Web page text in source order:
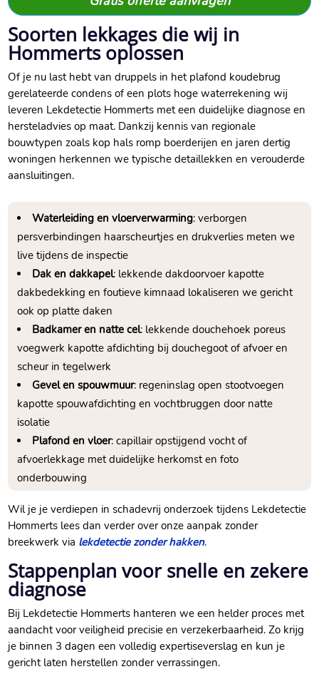
Soorten lekkages die wij in
Hommerts oplossen
Of je nu last hebt van druppels in het plafond koudebrug
gerelateerde condens of een plots hoge waterrekening wij
leveren Lekdetectie Hommerts met een duidelijke diagnose en
hersteladvies op maat.​ Dankzij kennis van regionale
bouwtypen zoals kop hals romp boerderijen en jaren dertig
woningen herkennen we typische detaillekken en verouderde
aansluitingen.​
Waterleiding en vloerverwarming: verborgen
persverbindingen haarscheurtjes en drukverlies meten we
live tijdens de inspectie
Dak en dakkapel: lekkende dakdoorvoer kapotte
dakbedekking en foutieve kimnaad lokaliseren we gericht
ook op platte daken
Badkamer en natte cel: lekkende douchehoek poreus
voegwerk kapotte afdichting bij douchegoot of afvoer en
scheur in tegelwerk
Gevel en spouwmuur: regeninslag open stootvoegen
kapotte spouwafdichting en vochtbruggen door natte
isolatie
Plafond en vloer: capillair opstijgend vocht of
afvoerlekkage met duidelijke herkomst en foto
onderbouwing
Wil je je verdiepen in schadevrij onderzoek tijdens Lekdetectie
Hommerts lees dan verder over onze aanpak zonder
breekwerk via lekdetectie zonder hakken.​
Stappenplan voor snelle en zekere
diagnose
Bij Lekdetectie Hommerts hanteren we een helder proces met
aandacht voor veiligheid precisie en verzekerbaarheid.​ Zo krijg
je binnen 3 dagen een volledig expertiseverslag en kun je
gericht laten herstellen zonder verrassingen.​